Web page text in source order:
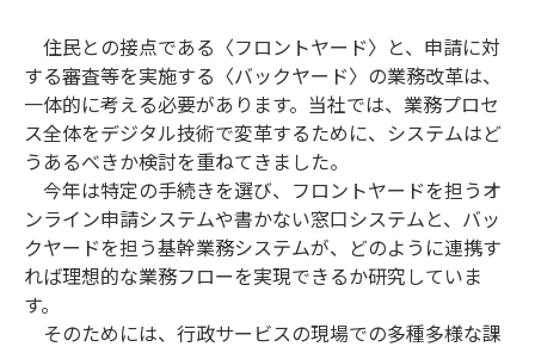
住民との接点である〈フロントヤード〉と、申請に対
する審査等を実施する〈バックヤード〉の業務改革は、
一体的に考える必要があります。当社では、業務プロセ
ス全体をデジタル技術で変革するために、システムはど
うあるべきか検討を重ねてきました。
今年は特定の手続きを選び、フロントヤードを担うオ
ンライン申請システムや書かない窓口システムと、バッ
クヤードを担う基幹業務システムが、どのように連携す
れば理想的な業務フローを実現できるか研究していま
す。
そのためには、行政サービスの現場での多種多様な課